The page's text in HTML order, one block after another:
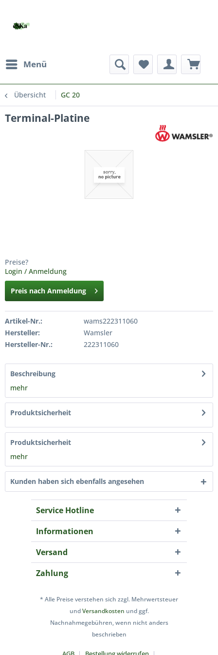
Menü
Übersicht GC 20
Terminal-Platine
Preise?
Login / Anmeldung
Preis nach Anmeldung
Artikel-Nr.:
wams222311060
Hersteller:
Wamsler
Hersteller-Nr.:
222311060
Beschreibung
mehr
Produktsicherheit
Produktsicherheit
mehr
Kunden haben sich ebenfalls angesehen
Service Hotline
Informationen
Versand
Zahlung
* Alle Preise verstehen sich zzgl. Mehrwertsteuer
undVersandkosten und ggf.
Nachnahmegebühren, wenn nicht anders
beschrieben